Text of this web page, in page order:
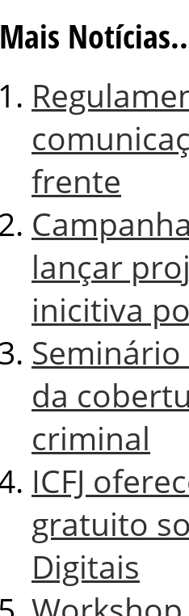
Mais
frente
lançar
inicitiva
da
criminal
ICFJ
gratuito
Digitais